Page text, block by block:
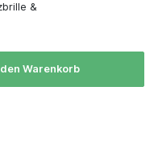
&
Warenkorb